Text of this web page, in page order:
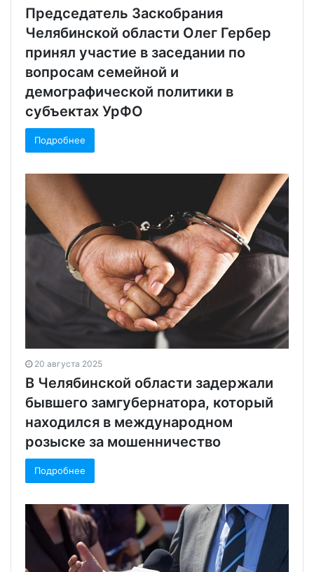
Председатель Заскобрания
Челябинской области Олег Гербер
принял участие в заседании по
вопросам семейной и
демографической политики в
субъектах УрФО
Подробнее
20 августа 2025
В Челябинской области задержали
бывшего замгубернатора, который
находился в международном
розыске за мошенничество
Подробнее